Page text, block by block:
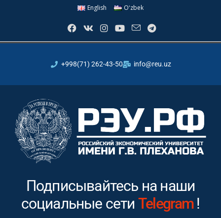
English Oʻzbek
+998(71) 262-43-50 info@reu.uz
Подписывайтесь на наши
социальные сети Instagram !